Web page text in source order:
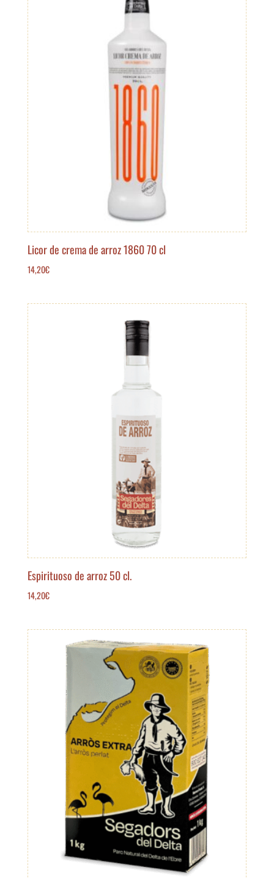
Licor de crema de arroz 1860 70 cl
14,20€
Espirituoso de arroz 50 cl.
14,20€